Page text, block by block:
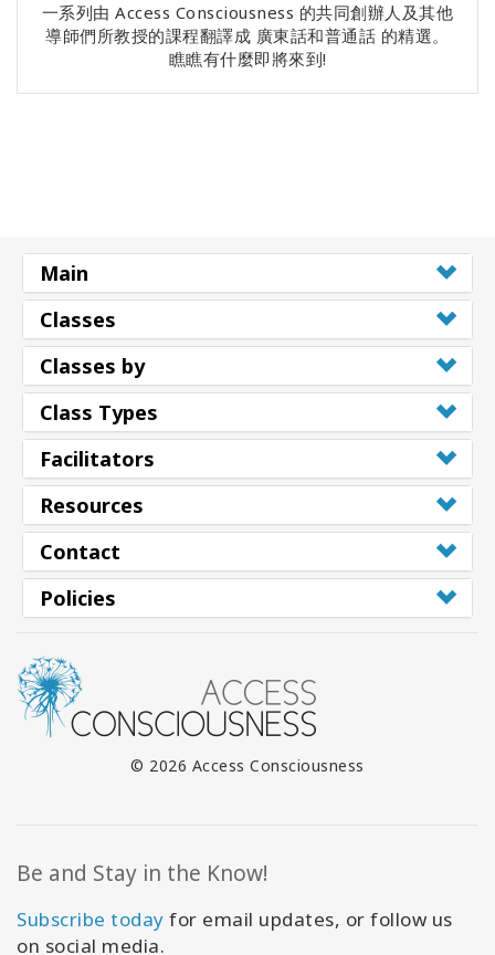
一系列由 Access Consciousness 的共同創辦人及其他
導師們所教授的課程翻譯成 廣東話和普通話 的精選。
瞧瞧有什麼即將來到!
Main
Classes
Classes by
Class Types
Facilitators
Resources
Contact
Policies
© 2026 Access Consciousness
Be and Stay in the Know!
Subscribe today for email updates, or follow us
on social media.